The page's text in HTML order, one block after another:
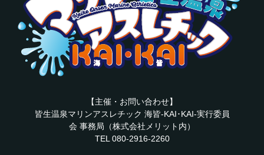
【主催・お問い合わせ】
皆生温泉マリンアスレチック 海皆-KAI･KAI-実行委員
会 事務局（株式会社メリット内）
TEL 080-2916-2260